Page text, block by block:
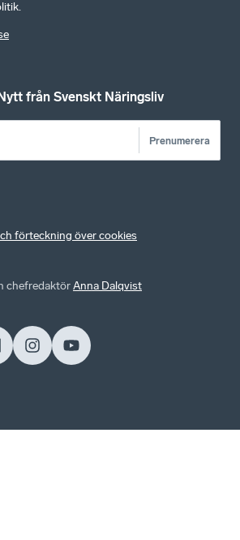
från Svenskt Näringsliv
Prenumerera
förteckning över cookies
chefredaktörAnna Dalqvist